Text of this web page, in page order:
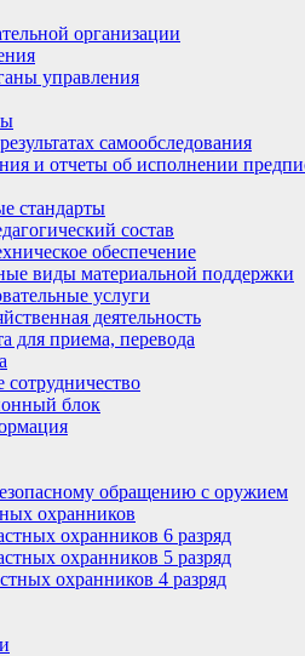
организации
управления
самообследования
и отчеты об исполнении
стандарты
состав
обеспечение
виды материальной поддержки
услуги
деятельность
для приема, перевода
блок
обращению с оружием
охранников
охранников 6 разряд
охранников 5 разряд
охранников 4 разряд